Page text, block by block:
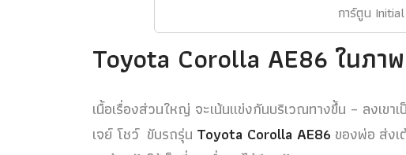
การ์ตูน
Toyota Corolla AE86 ในภา
เนื้อเรื่องส่วนใหญ่ จะเน้นแข่งกันบริเวณทางขึ้น – ลงเขา
เจย์ โชว์ ขับรถรุ่น Toyota Corolla AE86 ของพ่อ ส่งเ